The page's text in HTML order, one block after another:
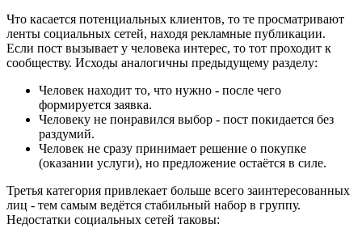
Что касается потенциальных клиентов, то те просматривают
ленты социальных сетей, находя рекламные публикации.
Если пост вызывает у человека интерес, то тот проходит к
сообществу. Исходы аналогичны предыдущему разделу:
Человек находит то, что нужно - после чего
формируется заявка.
Человеку не понравился выбор - пост покидается без
раздумий.
Человек не сразу принимает решение о покупке
(оказании услуги), но предложение остаётся в силе.
Третья категория привлекает больше всего заинтересованных
лиц - тем самым ведётся стабильный набор в группу.
Недостатки социальных сетей таковы: